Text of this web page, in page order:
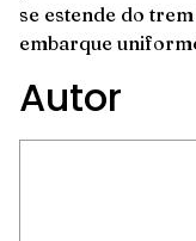
se estende do
embarque
Autor